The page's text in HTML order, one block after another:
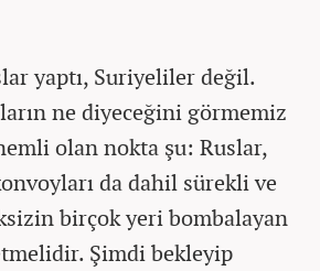
yaptı, Suriyeliler değil.
ne diyeceğini görmemiz
olan nokta şu: Ruslar,
da dahil sürekli ve
birçok yeri bombalayan
Şimdi bekleyip